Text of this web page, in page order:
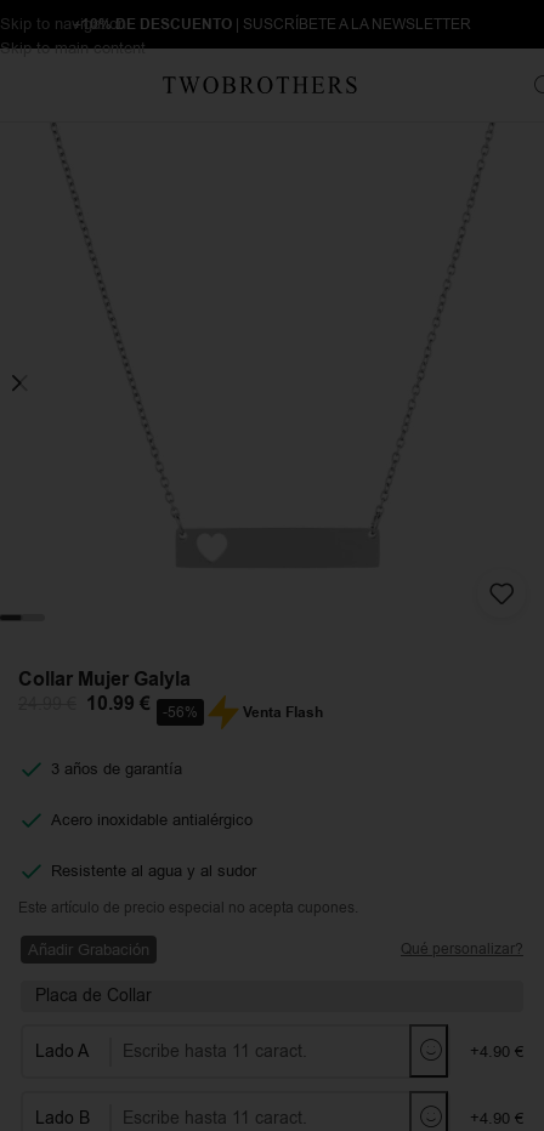
Skip to navigation
Skip to main content
+10% DE DESCUENTO | SUSCRÍBETE A LA NEWSLETTER
Collares de Mujer
Collar Mujer Galyla
10.99 € -56% Venta Flash
3 años de garantía
Acero inoxidable antialérgico
Resistente al agua y al sudor
Este artículo de precio especial no acepta cupones.
Añadir Grabación Qué personalizar?
Placa de Collar
Lado A +4.90 €
Lado B +4.90 €